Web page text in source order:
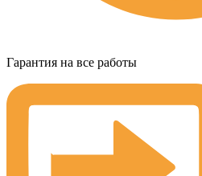
Гарантия на все работы